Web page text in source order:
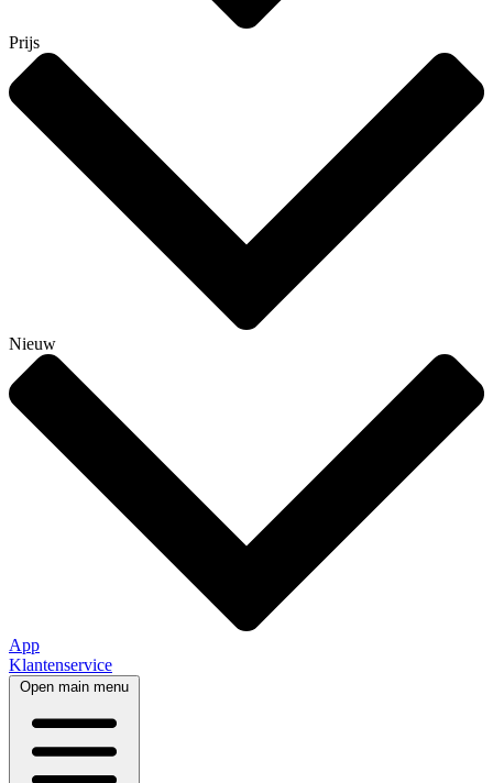
Prijs
Nieuw
App
Klantenservice
Open main menu